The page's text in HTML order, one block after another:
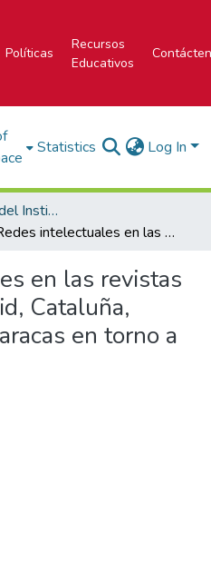
Políticas
Recursos
Educativos
Statistics Log In
Portal de Revistas del Instituto Tecnológico de Costa Rica
Redes intelectuales en las revistas literarias de Madrid, Cataluña, Buenos Aires y Caracas en torno a 1907
en las revistas
Cataluña,
en torno a